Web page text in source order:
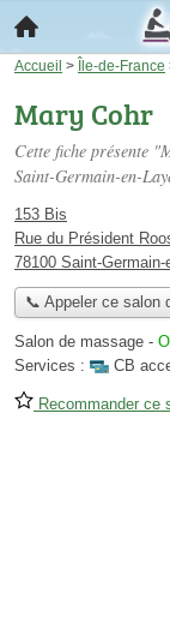
Accueil > Île-de-France
Mary Cohr
Cette fiche présente
Saint-Germain-en-
153 Bis
Rue du Président
78100 Saint-Germain-
📞 Appeler ce salon
Salon de massage -
Services :
CB
Recommander ce